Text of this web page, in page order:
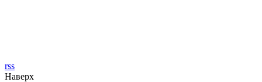
rss
Наверх